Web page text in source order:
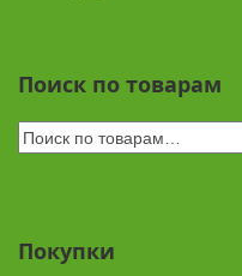
Поиск по товарам
Покупки